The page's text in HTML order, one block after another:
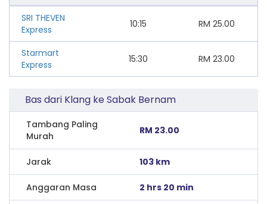
SRI THEVEN
Express
10:15 RM 25.00
Starmart
Express
15:30 RM 23.00
Bas dari Klang ke Sabak Bernam
Tambang Paling
Murah
RM 23.00
Jarak 103 km
Anggaran Masa 2 hrs 20 min